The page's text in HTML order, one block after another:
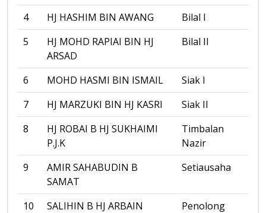
4 HJ HASHIM BIN AWANG
Bilal I
5
HJ MOHD RAPIAI BIN HJ
ARSAD
Bilal II
6 MOHD HASMI BIN ISMAIL
Siak I
7
HJ MARZUKI BIN HJ KASRI
Siak II
8
HJ ROBAI B HJ SUKHAIMI
P.J.K
Timbalan
Nazir
9
AMIR SAHABUDIN B
SAMAT
Setiausaha
10 SALIHIN B HJ ARBAIN
Penolong